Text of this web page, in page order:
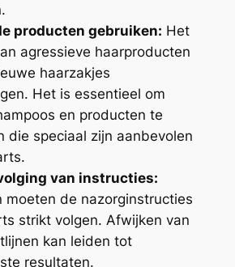
producten gebruiken: Het
agressieve haarproducten
haarzakjes
Het is essentieel om
en producten te
die speciaal zijn aanbevolen
van instructies:
moeten de nazorginstructies
strikt volgen. Afwijken van
kan leiden tot
resultaten.